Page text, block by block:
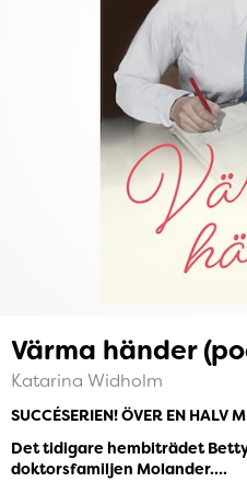
Värma händer
Katarina Widholm
SUCCÉSERIEN! ÖVER EN HALV
Det tidigare hembiträdet
doktorsfamiljen Molander....